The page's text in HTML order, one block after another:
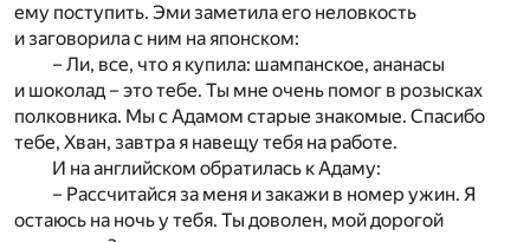
ему поступить. Эми заметила его неловкость
и заговорила с ним на японском:
– Ли, все, что я купила: шампанское, ананасы
и шоколад – это тебе. Ты мне очень помог в розысках
полковника. Мы с Адамом старые знакомые. Спасибо
тебе, Хван, завтра я навещу тебя на работе.
И на английском обратилась к Адаму:
– Рассчитайся за меня и закажи в номер ужин. Я
остаюсь на ночь у тебя. Ты доволен, мой дорогой